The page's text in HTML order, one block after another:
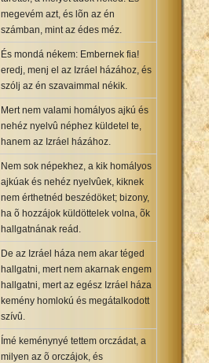
megevém azt, és lõn az én
számban, mint az édes méz.
És mondá nékem: Embernek fia!
eredj, menj el az Izráel házához, és
szólj az én szavaimmal nékik.
Mert nem valami homályos ajkú és
nehéz nyelvû néphez küldetel te,
hanem az Izráel házához.
Nem sok népekhez, a kik homályos
ajkúak és nehéz nyelvûek, kiknek
nem érthetnéd beszédöket; bizony,
ha õ hozzájok küldöttelek volna, õk
hallgatnának reád.
De az Izráel háza nem akar téged
hallgatni, mert nem akarnak engem
hallgatni, mert az egész Izráel háza
kemény homlokú és megátalkodott
szívû.
Ímé keménynyé tettem orczádat, a
milyen az õ orczájok, és